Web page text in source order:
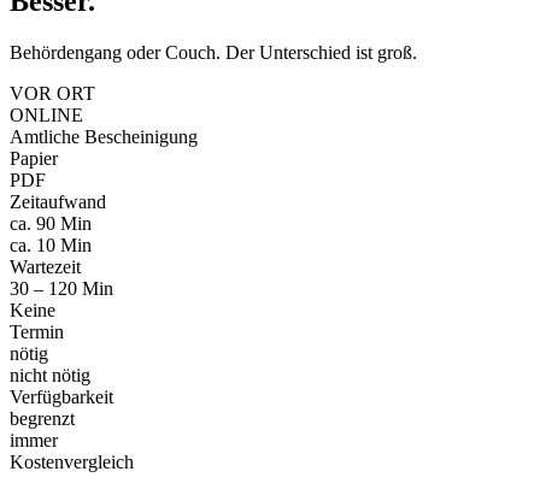
Behördengang oder Couch. Der Unterschied ist groß.
VOR ORT
ONLINE
Amtliche Bescheinigung
Papier
PDF
Zeitaufwand
ca. 90 Min
ca. 10 Min
Wartezeit
30 – 120 Min
Keine
Termin
nötig
nicht nötig
Verfügbarkeit
begrenzt
immer
Kostenvergleich